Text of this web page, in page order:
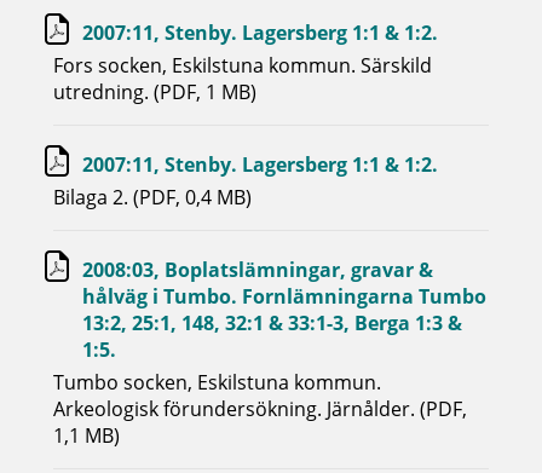
2007:11, Stenby. Lagersberg 1:1 & 1:2.
Fors socken, Eskilstuna kommun. Särskild
utredning. (PDF, 1 MB)
2007:11, Stenby. Lagersberg 1:1 & 1:2.
Bilaga 2. (PDF, 0,4 MB)
2008:03, Boplatslämningar, gravar &
hålväg i Tumbo. Fornlämningarna Tumbo
13:2, 25:1, 148, 32:1 & 33:1-3, Berga 1:3 &
1:5.
Tumbo socken, Eskilstuna kommun.
Arkeologisk förundersökning. Järnålder. (PDF,
1,1 MB)